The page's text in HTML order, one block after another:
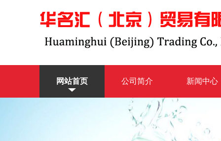
网站首页 公司简介 新闻中心